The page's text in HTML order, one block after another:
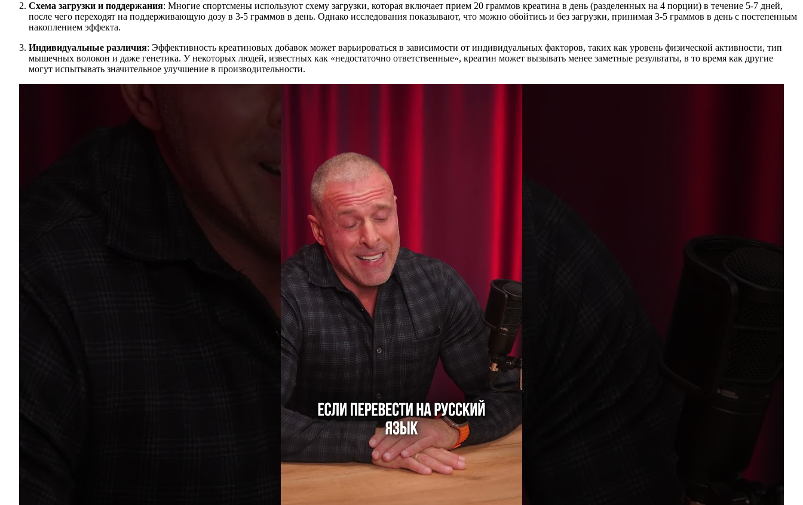
Схема загрузки и поддержания: Многие спортсмены используют схему загрузки, которая включает прием 20 граммов креатина в день (разделенных на 4 порции) в течение 5-7 дней,
после чего переходят на поддерживающую дозу в 3-5 граммов в день. Однако исследования показывают, что можно обойтись и без загрузки, принимая 3-5 граммов в день с постепенным
накоплением эффекта.
Индивидуальные различия: Эффективность креатиновых добавок может варьироваться в зависимости от индивидуальных факторов, таких как уровень физической активности, тип
мышечных волокон и даже генетика. У некоторых людей, известных как «недостаточно ответственные», креатин может вызывать менее заметные результаты, в то время как другие
могут испытывать значительное улучшение в производительности.